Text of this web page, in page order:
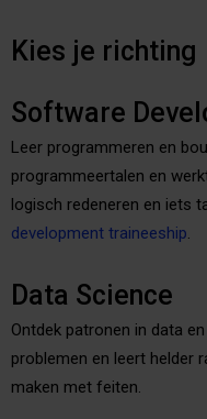
Kies je richting
Software
Leer programmeren en
programmeertalen en
logisch redeneren en iets
development traineeship.
Data Science
Ontdek patronen in data
problemen en leert helder
maken met feiten.